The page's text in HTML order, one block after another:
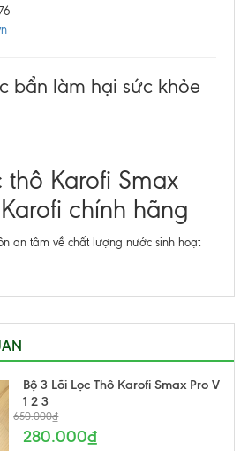
bẩn làm hại sức khỏe
thô Karofi Smax
chính hãng
an tâm về chất lượng nước sinh hoạt
Bộ 3 Lõi Lọc Thô Karofi Smax Pro V
1 2 3
650.000₫
280.000₫